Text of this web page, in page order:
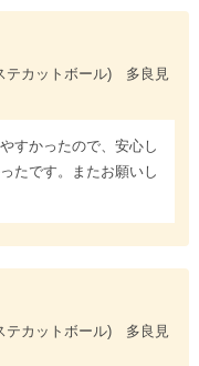
テカットボール) 多良見
すかったので、安心し
たです。またお願いし
テカットボール) 多良見